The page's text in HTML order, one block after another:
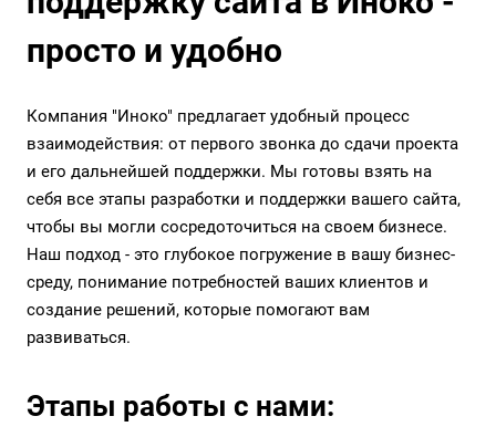
просто и удобно
Компания "Иноко" предлагает удобный процесс
взаимодействия: от первого звонка до сдачи проекта
и его дальнейшей поддержки. Мы готовы взять на
себя все этапы разработки и поддержки вашего сайта,
чтобы вы могли сосредоточиться на своем бизнесе.
Наш подход - это глубокое погружение в вашу бизнес-
среду, понимание потребностей ваших клиентов и
создание решений, которые помогают вам
развиваться.
Этапы работы с нами: